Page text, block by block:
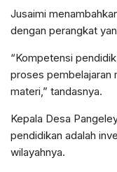
Jusaimi
dengan perangkat
“Kompetensi
proses pembelajaran
materi,” tandasnya.
Kepala Desa
pendidikan adalah
wilayahnya.